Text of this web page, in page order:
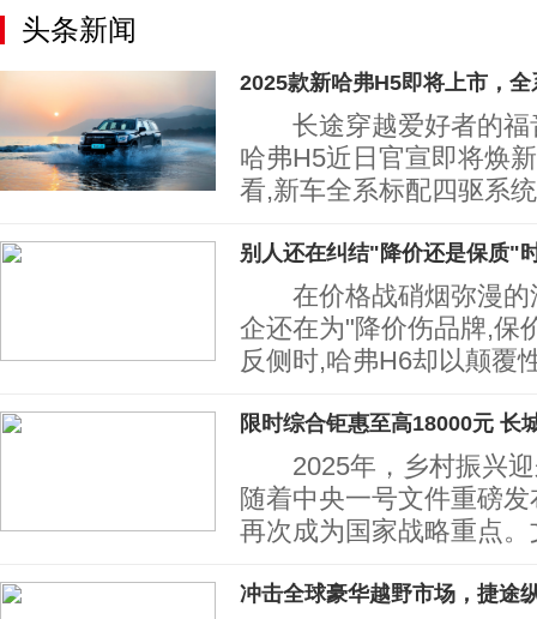
头条新闻
2025款新哈弗H5即将上市，全
长途穿越爱好者的福
哈弗H5近日官宣即将焕
看,新车全系标配四驱系
别人还在纠结"降价还是保质"
在价格战硝烟弥漫的
企还在为"降价伤品牌,保
反侧时,哈弗H6却以颠覆
限时综合钜惠至高18000元 长
2025年，乡村振兴迎
随着中央一号文件重磅
再次成为国家战略重点
冲击全球豪华越野市场，捷途